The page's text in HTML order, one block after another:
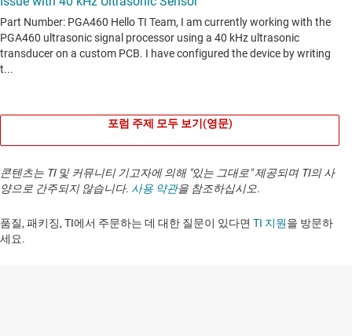
포럼 주제 모두 보기(영문)
콘텐츠는 TI 및 커뮤니티 기고자에 의해 "있는 그대로" 제공되며 TI의 사
양으로 간주되지 않습니다. 사용 약관을 참조하십시오.
품질, 패키징, TI에서 주문하는 데 대한 질문이 있다면 TI 지원을 방문하
세요. ​​​​​​​​​​​​​​